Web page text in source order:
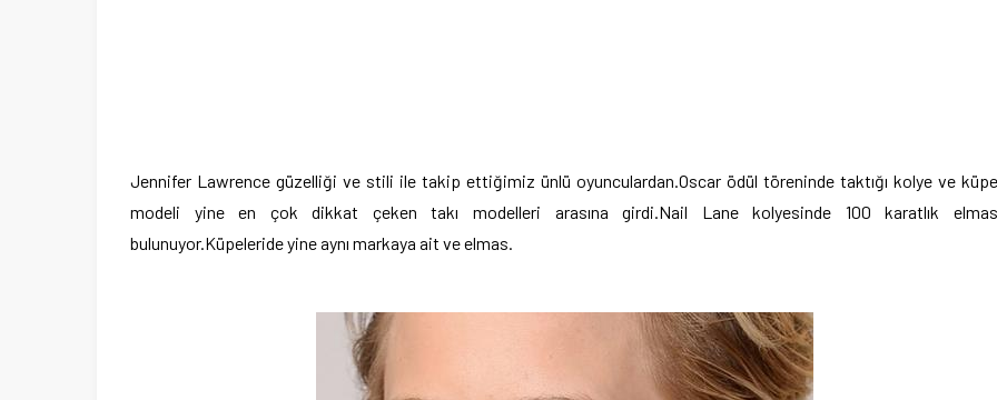
Jennifer Lawrence güzelliği ve stili ile takip ettiğimiz ünlü oyunculardan.Oscar ödül töreninde taktığı kolye ve küpe
modeli yine en çok dikkat çeken takı modelleri arasına girdi.Nail Lane kolyesinde 100 karatlık elmas
bulunuyor.Küpeleride yine aynı markaya ait ve elmas.